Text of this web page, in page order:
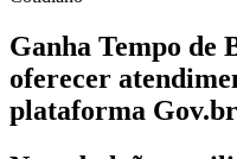
Jubran
BelvalBethaville
Boa
VistaCalifórniaCarapicuíba
RegiãoCotiaCruz Preta
Militar
Itapevi JandiraJardim
CalifórniaJardim dos Altos
Ganha Tempo de
oferecer
plataforma Gov.br